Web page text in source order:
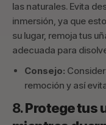
las naturales. Evita
inmersión, ya que
su lugar, remoja tus
adecuada para
Consejo:
remoción y así
8.Protege tus